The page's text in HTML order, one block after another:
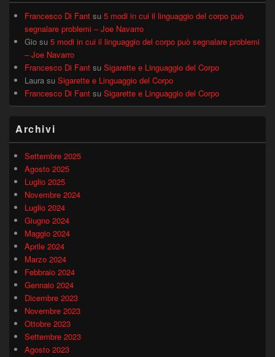
Francesco Di Fant su 5 modi in cui il linguaggio del corpo può
segnalare problemi – Joe Navarro
Gio su 5 modi in cui il linguaggio del corpo può segnalare problemi
– Joe Navarro
Francesco Di Fant su Sigarette e Linguaggio del Corpo
Laura su Sigarette e Linguaggio del Corpo
Francesco Di Fant su Sigarette e Linguaggio del Corpo
Archivi
Settembre 2025
Agosto 2025
Luglio 2025
Novembre 2024
Luglio 2024
Giugno 2024
Maggio 2024
Aprile 2024
Marzo 2024
Febbraio 2024
Gennaio 2024
Dicembre 2023
Novembre 2023
Ottobre 2023
Settembre 2023
Agosto 2023